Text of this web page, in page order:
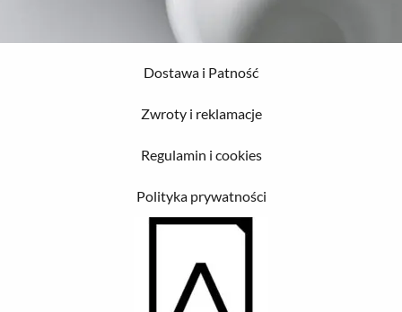
Dostawa i Patność
Zwroty i reklamacje
Regulamin i cookies
Polityka prywatności